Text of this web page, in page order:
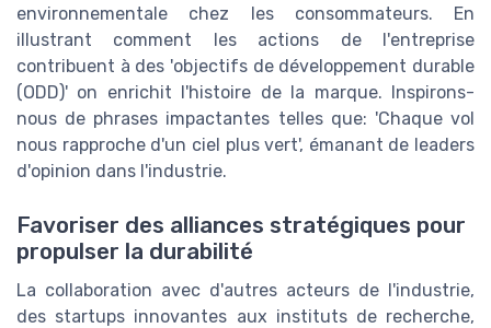
environnementale chez les consommateurs. En
illustrant comment les actions de l'entreprise
contribuent à des 'objectifs de développement durable
(ODD)' on enrichit l'histoire de la marque. Inspirons-
nous de phrases impactantes telles que: 'Chaque vol
nous rapproche d'un ciel plus vert', émanant de leaders
d'opinion dans l'industrie.
Favoriser des alliances stratégiques pour
propulser la durabilité
La collaboration avec d'autres acteurs de l'industrie,
des startups innovantes aux instituts de recherche,